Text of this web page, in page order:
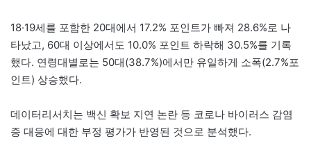
18·19세를 포함한 20대에서 17.2% 포인트가 빠져 28.6%로 나
타났고, 60대 이상에서도 10.0% 포인트 하락해 30.5%를 기록
했다. 연령대별로는 50대(38.7%)에서만 유일하게 소폭(2.7%포
인트) 상승했다.
데이터리서치는 백신 확보 지연 논란 등 코로나 바이러스 감염
증 대응에 대한 부정 평가가 반영된 것으로 분석했다.